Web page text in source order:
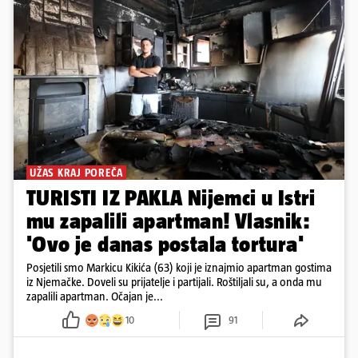
UŽAS KRAJ POREČA
TURISTI IZ PAKLA Nijemci u Istri
mu zapalili apartman! Vlasnik:
'Ovo je danas postala tortura'
Posjetili smo Markicu Kikića (63) koji je iznajmio apartman gostima
iz Njemačke. Doveli su prijatelje i partijali. Roštiljali su, a onda mu
zapalili apartman. Očajan je...
10 91